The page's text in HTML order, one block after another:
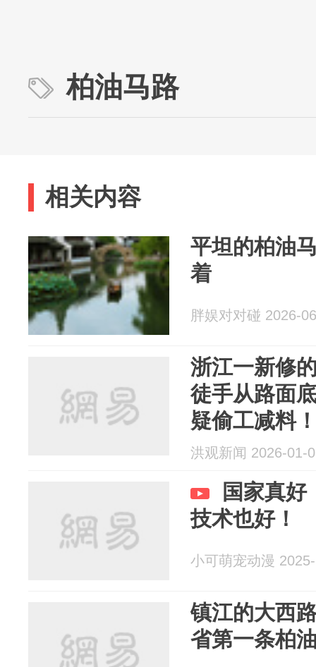
柏油马路
相关内容
平坦的柏油
着
胖娱对对碰 2026-
浙江一新修
徒手从路面
疑偷工减料
起到监督作
洪观新闻 2026-01-
国家真好
技术也好！
小可萌宠动漫
镇江的大西
省第一条柏